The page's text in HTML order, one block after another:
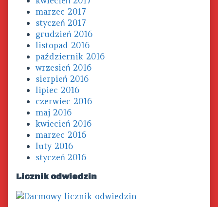
marzec 2017
styczeń 2017
grudzień 2016
listopad 2016
październik 2016
wrzesień 2016
sierpień 2016
lipiec 2016
czerwiec 2016
maj 2016
kwiecień 2016
marzec 2016
luty 2016
styczeń 2016
Licznik odwiedzin